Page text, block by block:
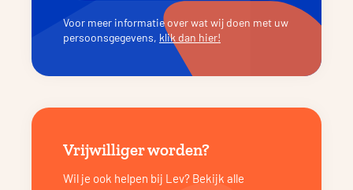
Voor meer informatie over wat wij doen met uw
persoonsgegevens, klik dan hier!
Vrijwilliger worden?
Wil je ook helpen bij Lev? Bekijk alle